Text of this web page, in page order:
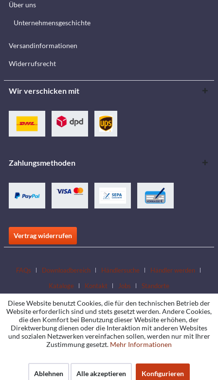
Über uns
Unternehmensgeschichte
Versandinformationen
Widerrufsrecht
Wir verschicken mit
Zahlungsmethoden
Vertrag widerrufen
FAQs Downloadbereich Händlersuche
Händler werden
Kataloge
Kontakt Jobs Standorte
Diese Website benutzt Cookies, die für den technischen Betrieb der
Website erforderlich sind und stets gesetzt werden. Andere Cookies,
die den Komfort bei Benutzung dieser Website erhöhen, der
Direktwerbung dienen oder die Interaktion mit anderen Websites
und sozialen Netzwerken vereinfachen sollen, werden nur mit Ihrer
Zustimmung gesetzt. Mehr Informationen
Ablehnen Alle akzeptieren Konfigurieren